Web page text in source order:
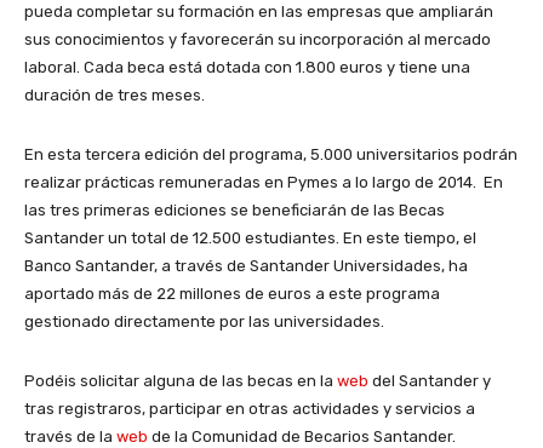
pueda completar su formación en las empresas que ampliarán
sus conocimientos y favorecerán su incorporación al mercado
laboral. Cada beca está dotada con 1.800 euros y tiene una
duración de tres meses.
En esta tercera edición del programa, 5.000 universitarios podrán
realizar prácticas remuneradas en Pymes a lo largo de 2014. En
las tres primeras ediciones se beneficiarán de las Becas
Santander un total de 12.500 estudiantes. En este tiempo, el
Banco Santander, a través de Santander Universidades, ha
aportado más de 22 millones de euros a este programa
gestionado directamente por las universidades.
Podéis solicitar alguna de las becas en la web del Santander y
tras registraros, participar en otras actividades y servicios a
través de la web de la Comunidad de Becarios Santander.